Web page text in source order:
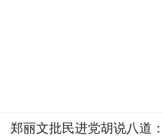
郑丽文批民进党胡说八道：